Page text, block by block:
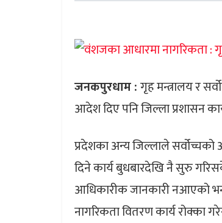
जनकपुरधाम :गृह मन्त्रालय र
आदेश दिए पनि जिल्ला प्रशासन
प्रदेशका अन्य जिल्लाले
दिने कार्य बुधबारदेखि नै सुरु
आधिकारीक जानकारी नआएको
नागरिकता वितरण कार्य रोक्का